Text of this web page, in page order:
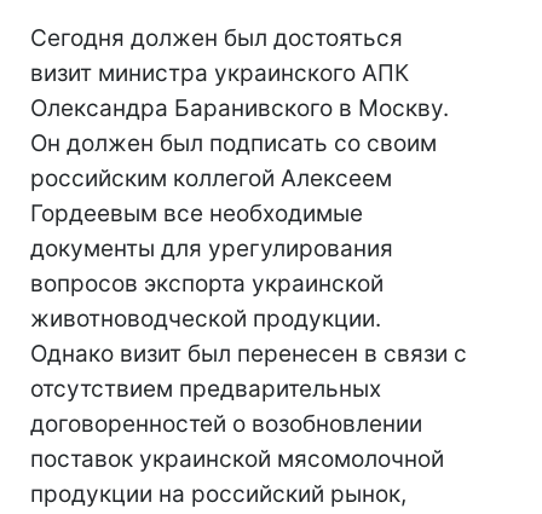
Сегодня должен был достояться
визит министра украинского АПК
Олександра Баранивского в Москву.
Он должен был подписать со своим
российским коллегой Алексеем
Гордеевым все необходимые
документы для урегулирования
вопросов экспорта украинской
животноводческой продукции.
Однако визит был перенесен в связи с
отсутствием предварительных
договоренностей о возобновлении
поставок украинской мясомолочной
продукции на российский рынок,